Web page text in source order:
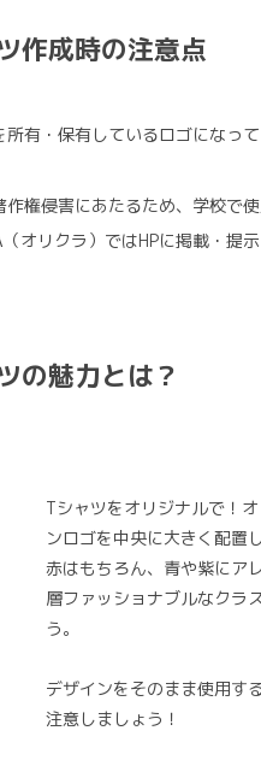
作成時の注意点
有・保有しているロゴになっ
権侵害にあたるため、学校で
リクラ）ではHPに掲載・提
の魅力とは？
Tシャツをオリジナルで！
ンロゴを中央に大きく配置
赤はもちろん、青や紫にア
層ファッショナブルなクラ
う。
デザインをそのまま使用す
注意しましょう！